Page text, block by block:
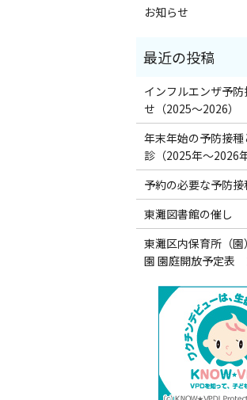
お知らせ
インフルエンザ予
せ（2025～2026）
年末年始の予防接
診（2025年～2026年
予約の必要な予防接
東灘図書館の催し
東灘区内保育所（園
園 園庭開放予定表